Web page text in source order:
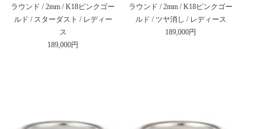
ラウンド / 2mm / K18ピンクゴー
ルド / スターダスト / レディー
ス
189,000円
ラウンド / 2mm / K18ピンクゴー
ルド / ツヤ消し / レディース
189,000円